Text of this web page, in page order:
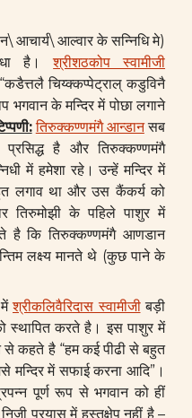
आचार्य\ आल्वार के सन्निधि मे)
है।श्रीशठकोप स्वामीजी
चिय्क्कप्पेट्राल् कडुविनै
भगवान के मन्दिर में पोछा लगाने
तिरुक्कण्णमंगै आन्डानसब
है और तिरुक्कण्णमंगै
में हमेशा रहे। उन्हें मन्दिर में
लगाव था और उस कैंकर्य को
तिरुमोझी के पहिले पाशुर में
है कि तिरुक्कण्णमंगै आणडान
लक्ष्य मानते थे (कुछ पाने के
मेंश्रीकलिवैरिदास स्वामीजीबड़ी
स्थापित करते है। इस पाशुर में
से कहते है “हम कई पीढी से बहुत
मन्दिर में सफाई करना आदि”।
पूर्ण रूप से भगवान को हीं
प्रयास में हस्तक्षेप नहीं है –